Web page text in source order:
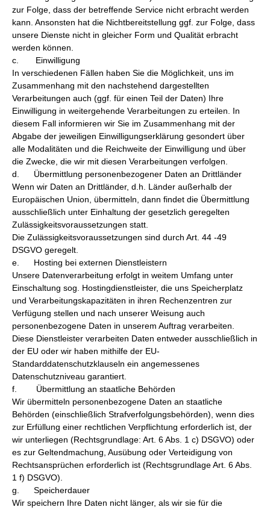
zur Folge, dass der betreffende Service nicht erbracht werden
kann. Ansonsten hat die Nichtbereitstellung ggf. zur Folge, dass
unsere Dienste nicht in gleicher Form und Qualität erbracht
werden können.
c. Einwilligung
In verschiedenen Fällen haben Sie die Möglichkeit, uns im
Zusammenhang mit den nachstehend dargestellten
Verarbeitungen auch (ggf. für einen Teil der Daten) Ihre
Einwilligung in weitergehende Verarbeitungen zu erteilen. In
diesem Fall informieren wir Sie im Zusammenhang mit der
Abgabe der jeweiligen Einwilligungserklärung gesondert über
alle Modalitäten und die Reichweite der Einwilligung und über
die Zwecke, die wir mit diesen Verarbeitungen verfolgen.
d. Übermittlung personenbezogener Daten an Drittländer
Wenn wir Daten an Drittländer, d.h. Länder außerhalb der
Europäischen Union, übermitteln, dann findet die Übermittlung
ausschließlich unter Einhaltung der gesetzlich geregelten
Zulässigkeitsvoraussetzungen statt.
Die Zulässigkeitsvoraussetzungen sind durch Art. 44 -49
DSGVO geregelt.
e. Hosting bei externen Dienstleistern
Unsere Datenverarbeitung erfolgt in weitem Umfang unter
Einschaltung sog. Hostingdienstleister, die uns Speicherplatz
und Verarbeitungskapazitäten in ihren Rechenzentren zur
Verfügung stellen und nach unserer Weisung auch
personenbezogene Daten in unserem Auftrag verarbeiten.
Diese Dienstleister verarbeiten Daten entweder ausschließlich in
der EU oder wir haben mithilfe der EU-
Standarddatenschutzklauseln ein angemessenes
Datenschutzniveau garantiert.
f. Übermittlung an staatliche Behörden
Wir übermitteln personenbezogene Daten an staatliche
Behörden (einschließlich Strafverfolgungsbehörden), wenn dies
zur Erfüllung einer rechtlichen Verpflichtung erforderlich ist, der
wir unterliegen (Rechtsgrundlage: Art. 6 Abs. 1 c) DSGVO) oder
es zur Geltendmachung, Ausübung oder Verteidigung von
Rechtsansprüchen erforderlich ist (Rechtsgrundlage Art. 6 Abs.
1 f) DSGVO).
g. Speicherdauer
Wir speichern Ihre Daten nicht länger, als wir sie für die